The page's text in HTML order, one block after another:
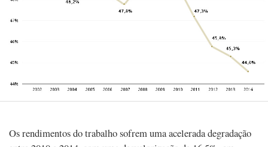
Os rendimentos do trabalho sofrem uma acelerada degradação